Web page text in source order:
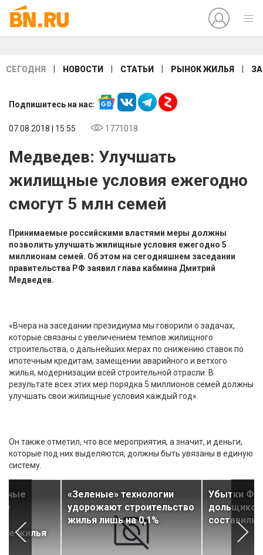
СЕГОДНЯ НОВОСТИ СТАТЬИ РЫНОК ЖИЛЬЯ
Подпишитесь на нас:
07.08.2018 | 15:55 1771018
Медведев: Улучшать
жилищные условия ежегодно
смогут 5 млн семей
Принимаемые российскими властями меры должны
позволить улучшать жилищные условия ежегодно 5
миллионам семей. Об этом на сегодняшнем заседании
правительства РФ заявил глава кабмина Дмитрий
Медведев.
«Вчера на заседании президиума мы говорили о задачах,
которые связаны с увеличением темпов жилищного
строительства, о дальнейших мерах по снижению ставок по
ипотечным кредитам, замещении аварийного и ветхого
жилья, модернизации всей строительной отрасли. В
результате всех этих мер порядка 5 миллионов семей должны
улучшать свои жилищные условия каждый год».
Он также отметил, что все мероприятия, а значит, и деньги,
которые под них выделяются, должны быть увязаны в единую
систему.
жилья
«Зеленые» технологии
удорожают строительство
жилья лишь на 0,1%
Убытки
дольщиков
составили